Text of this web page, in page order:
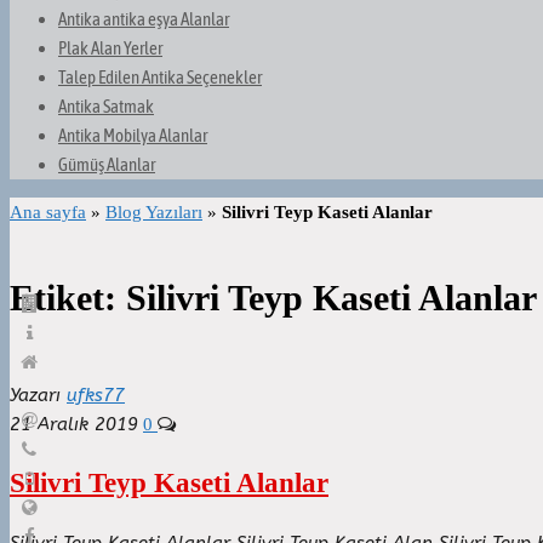
Antika antika eşya Alanlar
Plak Alan Yerler
Talep Edilen Antika Seçenekler
Antika Satmak
Antika Mobilya Alanlar
Gümüş Alanlar
Ana sayfa » Blog Yazıları » Silivri Teyp Kaseti Alanlar
Etiket: Silivri Teyp Kaseti Alanlar
Yazarı ufks77
21 Aralık 2019 0
Silivri Teyp Kaseti Alanlar